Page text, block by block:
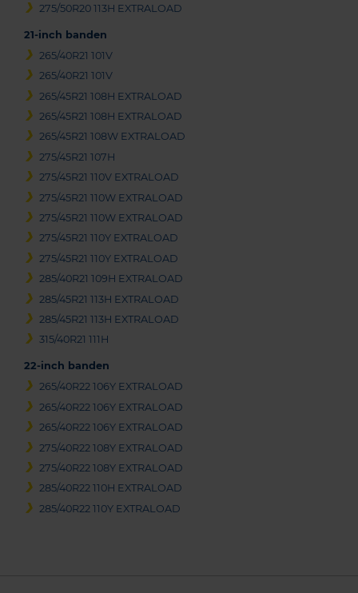
275/50R20 113H EXTRALOAD
21-inch banden
265/40R21 101V
265/40R21 101V
265/45R21 108H EXTRALOAD
265/45R21 108H EXTRALOAD
265/45R21 108W EXTRALOAD
275/45R21 107H
275/45R21 110V EXTRALOAD
275/45R21 110W EXTRALOAD
275/45R21 110W EXTRALOAD
275/45R21 110Y EXTRALOAD
275/45R21 110Y EXTRALOAD
285/40R21 109H EXTRALOAD
285/45R21 113H EXTRALOAD
285/45R21 113H EXTRALOAD
315/40R21 111H
22-inch banden
265/40R22 106Y EXTRALOAD
265/40R22 106Y EXTRALOAD
265/40R22 106Y EXTRALOAD
275/40R22 108Y EXTRALOAD
275/40R22 108Y EXTRALOAD
285/40R22 110H EXTRALOAD
285/40R22 110Y EXTRALOAD